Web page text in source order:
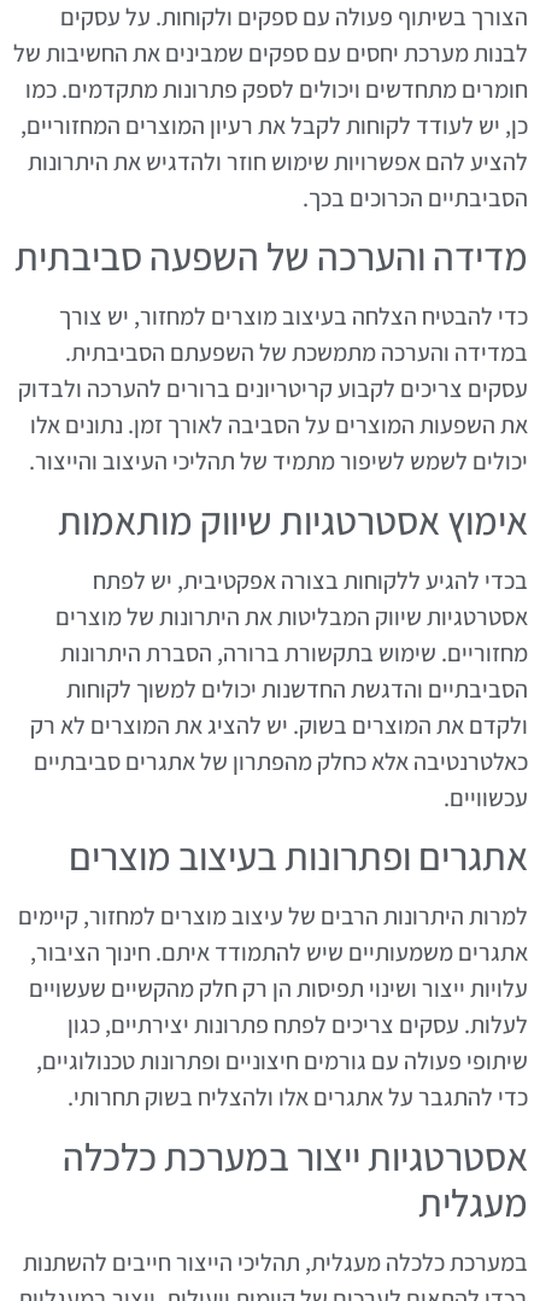
הצורך בשיתוף פעולה עם ספקים ולקוחות. על עסקים
לבנות מערכת יחסים עם ספקים שמבינים את החשיבות של
חומרים מתחדשים ויכולים לספק פתרונות מתקדמים. כמו
כן, יש לעודד לקוחות לקבל את רעיון המוצרים המחזוריים,
להציע להם אפשרויות שימוש חוזר ולהדגיש את היתרונות
הסביבתיים הכרוכים בכך.
מדידה והערכה של השפעה סביבתית
כדי להבטיח הצלחה בעיצוב מוצרים למחזור, יש צורך
במדידה והערכה מתמשכת של השפעתם הסביבתית.
עסקים צריכים לקבוע קריטריונים ברורים להערכה ולבדוק
את השפעות המוצרים על הסביבה לאורך זמן. נתונים אלו
יכולים לשמש לשיפור מתמיד של תהליכי העיצוב והייצור.
אימוץ אסטרטגיות שיווק מותאמות
בכדי להגיע ללקוחות בצורה אפקטיבית, יש לפתח
אסטרטגיות שיווק המבליטות את היתרונות של מוצרים
מחזוריים. שימוש בתקשורת ברורה, הסברת היתרונות
הסביבתיים והדגשת החדשנות יכולים למשוך לקוחות
ולקדם את המוצרים בשוק. יש להציג את המוצרים לא רק
כאלטרנטיבה אלא כחלק מהפתרון של אתגרים סביבתיים
עכשוויים.
אתגרים ופתרונות בעיצוב מוצרים
למרות היתרונות הרבים של עיצוב מוצרים למחזור, קיימים
אתגרים משמעותיים שיש להתמודד איתם. חינוך הציבור,
עלויות ייצור ושינוי תפיסות הן רק חלק מהקשיים שעשויים
לעלות. עסקים צריכים לפתח פתרונות יצירתיים, כגון
שיתופי פעולה עם גורמים חיצוניים ופתרונות טכנולוגיים,
כדי להתגבר על אתגרים אלו ולהצליח בשוק תחרותי.
אסטרטגיות ייצור במערכת כלכלה
מעגלית
במערכת כלכלה מעגלית, תהליכי הייצור חייבים להשתנות